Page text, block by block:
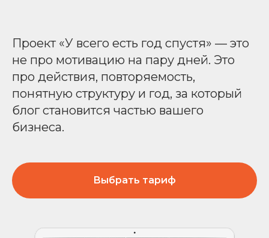
Проект «У всего есть год спустя» — это
не про мотивацию на пару дней. Это
про действия, повторяемость,
понятную структуру и год, за который
блог становится частью вашего
бизнеса.
Выбрать тариф